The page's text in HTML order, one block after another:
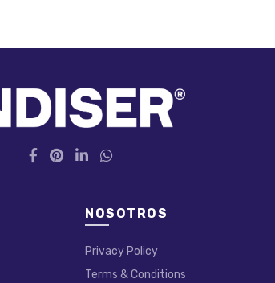
NOSOTROS
Privacy Policy
Terms & Conditions